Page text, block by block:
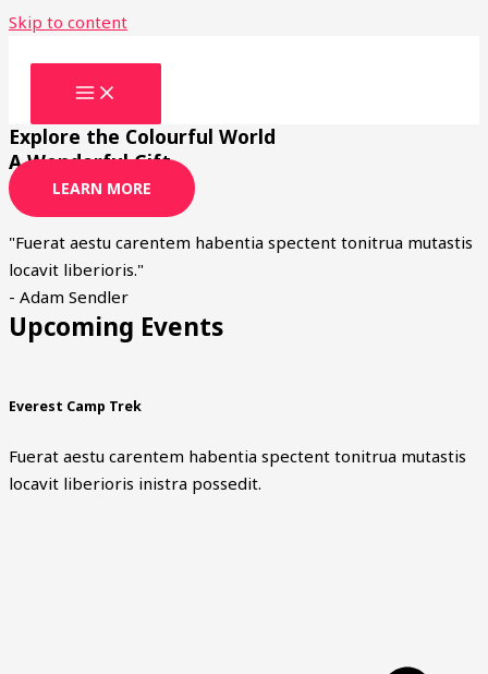
Skip to content
Explore the Colourful World
A Wonderful Gift
LEARN MORE
"Fuerat aestu carentem habentia spectent tonitrua mutastis
locavit liberioris."
- Adam Sendler
Upcoming Events
Everest Camp Trek
Fuerat aestu carentem habentia spectent tonitrua mutastis
locavit liberioris inistra possedit.